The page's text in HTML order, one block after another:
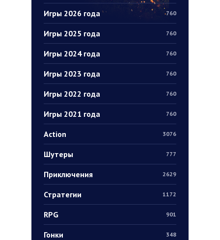
Игры 2026 года 760
Игры 2025 года 760
Игры 2024 года 760
Игры 2023 года 760
Игры 2022 года 760
Игры 2021 года 760
Action 3076
Шутеры 777
Приключения 2629
Стратегии 1172
RPG 901
Гонки 348